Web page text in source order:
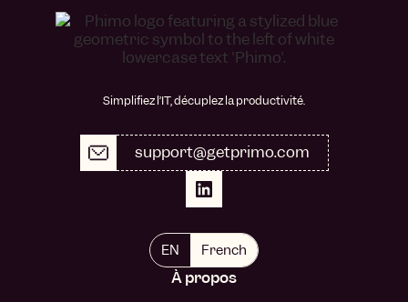
Simplifiez l’IT, décuplez la productivité.
support@getprimo.com
EN French
À propos